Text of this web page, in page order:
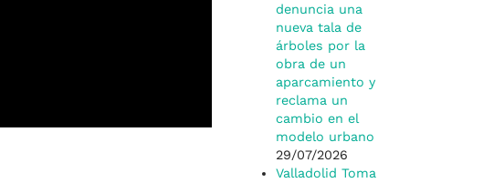
denuncia una
nueva tala de
árboles por la
obra de un
aparcamiento y
reclama un
cambio en el
modelo urbano
29/07/2026
Valladolid Toma